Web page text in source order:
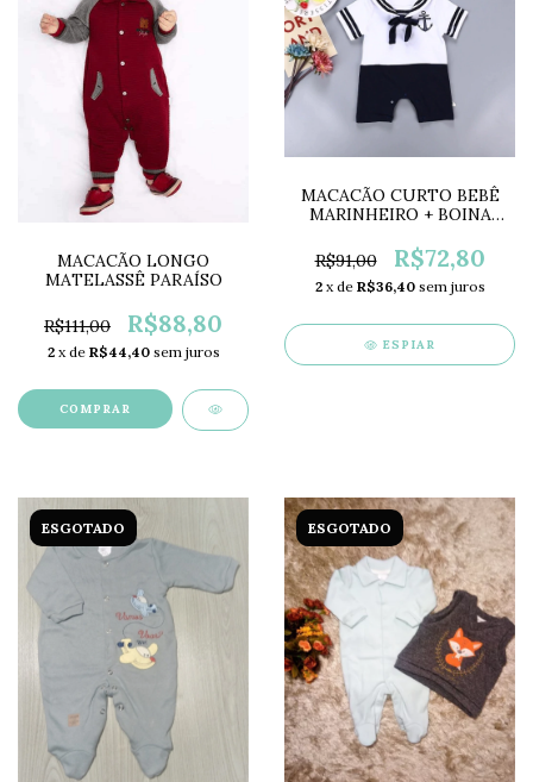
MACACÃO LONGO
MATELASSÊ PARAÍSO
R$111,00 R$88,80
2 x de R$44,40 sem juros
COMPRAR
MACACÃO CURTO BEBÊ
MARINHEIRO + BOINA
R$91,00
R$72,80
2 x de R$36,40 sem juros
ESPIAR
ESGOTADO ESGOTADO